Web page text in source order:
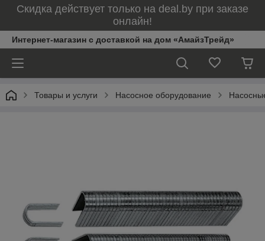
Скидка действует только на deal.by при заказе
онлайн!
Интернет-магазин с доставкой на дом «АмайзТрейд»
Товары и услуги Насосное оборудование